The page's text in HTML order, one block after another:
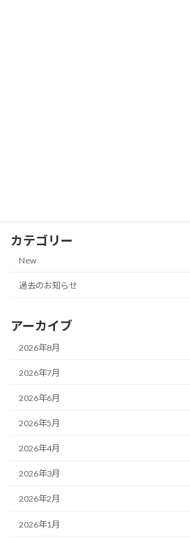
カテゴリー
New
過去のお知らせ
アーカイブ
2026年8月
2026年7月
2026年6月
2026年5月
2026年4月
2026年3月
2026年2月
2026年1月